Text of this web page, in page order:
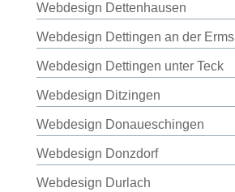
Webdesign Dettenhausen
Webdesign Dettingen an der Erms
Webdesign Dettingen unter Teck
Webdesign Ditzingen
Webdesign Donaueschingen
Webdesign Donzdorf
Webdesign Durlach